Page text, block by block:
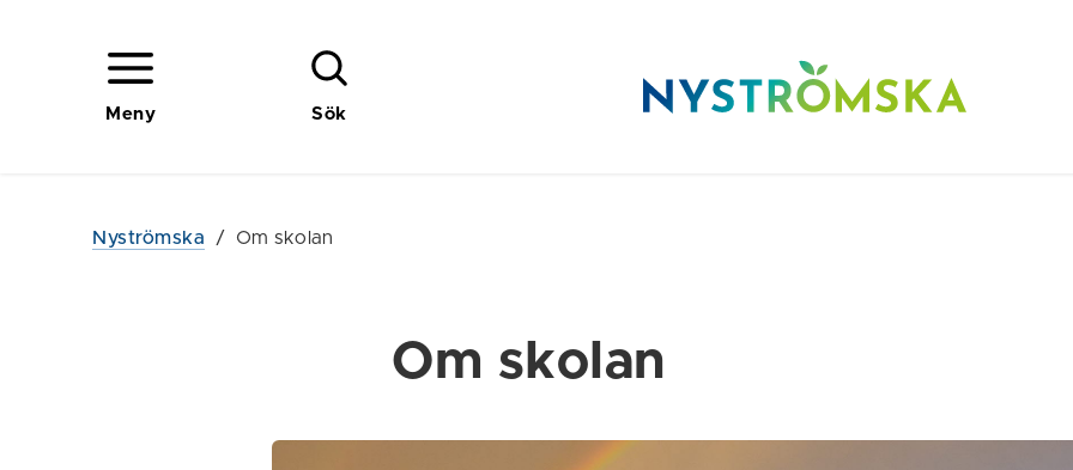
Meny Sök
Nyströmska / Om skolan
Om skolan